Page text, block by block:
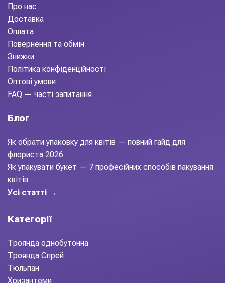
Про нас
Доставка
Оплата
Повернення та обмін
Знижки
Політика конфіденційності
Оптові умови
FAQ — часті запитання
Блог
Як обрати упаковку для квітів — повний гайд для
флориста 2026
Як упакувати букет — 7 професійних способів пакування
квітів
Усі статті →
Категорії
Троянда однобутонна
Троянда Спрей
Тюльпан
Хризантеми